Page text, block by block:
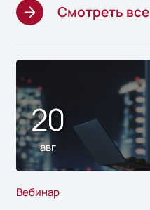
Смотреть все
20
авг
Вебинар